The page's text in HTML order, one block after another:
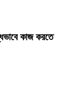
কাজ করতে